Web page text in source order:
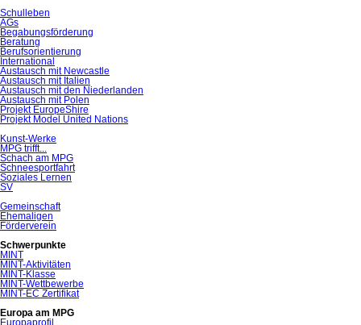
Schulleben
AGs
Begabungsförderung
Beratung
Berufsorientierung
International
Austausch mit Newcastle
Austausch mit Italien
Austausch mit den Niederlanden
Austausch mit Polen
Projekt EuropeShire
Projekt Model United Nations
Kunst-Werke
MPG trifft...
Schach am MPG
Schneesportfahrt
Soziales Lernen
SV
Gemeinschaft
Ehemaligen
Förderverein
Schwerpunkte
MINT
MINT-Aktivitäten
MINT-Klasse
MINT-Wettbewerbe
MINT-EC Zertifikat
Europa am MPG
Europaprofil